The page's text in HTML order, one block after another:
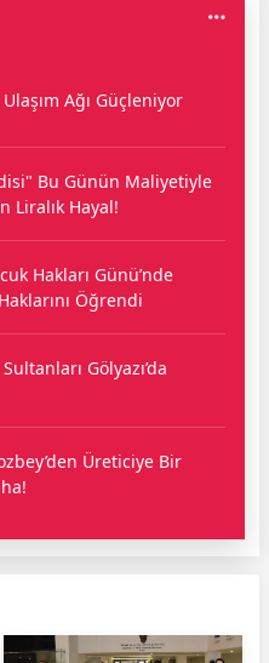
Ulaşım Ağı Güçleniyor
Bu Günün Maliyetiyle
Liralık Hayal!
Hakları Günü’nde
Öğrendi
Gölyazı’da
Üreticiye Bir